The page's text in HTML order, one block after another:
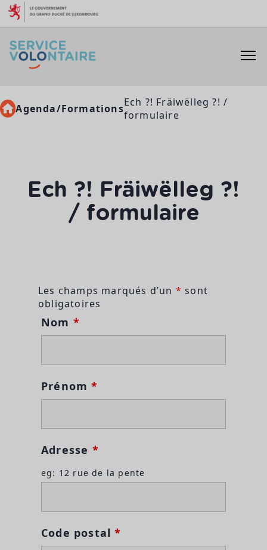
Aller au contenu
Agenda/FormationsEch ?! Fräiwëlleg ?! /
formulaire
Ech ?! Fräiwëlleg ?!
/ formulaire
Les champs marqués d’un * sont
obligatoires
Nom *
Prénom*
Adresse *
eg: 12 rue de la pente
Code postal*